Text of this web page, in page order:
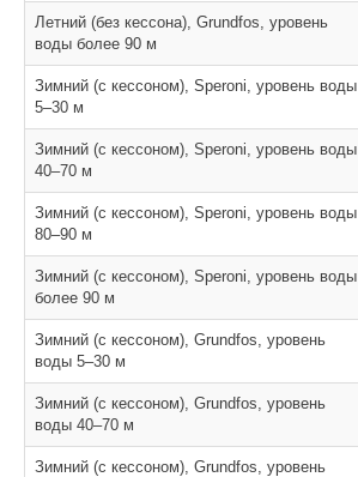
Летний (без кессона), Grundfos, уровень
воды более 90 м
Зимний (с кессоном), Speroni, уровень воды
5–30 м
Зимний (с кессоном), Speroni, уровень воды
40–70 м
Зимний (с кессоном), Speroni, уровень воды
80–90 м
Зимний (с кессоном), Speroni, уровень воды
более 90 м
Зимний (с кессоном), Grundfos, уровень
воды 5–30 м
Зимний (с кессоном), Grundfos, уровень
воды 40–70 м
Зимний (с кессоном), Grundfos, уровень